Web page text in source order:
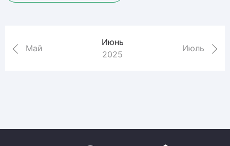
Май
Июнь
2025
Июль